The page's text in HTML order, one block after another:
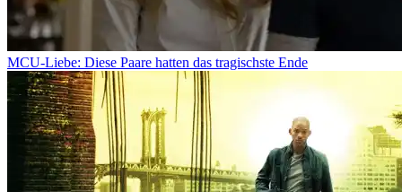
MCU-Liebe: Diese Paare hatten das tragischste Ende